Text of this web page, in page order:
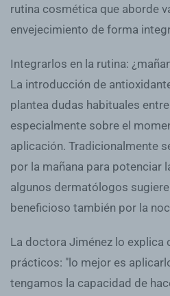
rutina cosmética que aborde
envejecimiento de forma
Integrarlos en la rutina:
La introducción de
plantea dudas habituales
especialmente sobre el
aplicación. Tradicionalmente
por la mañana para potenciar
algunos dermatólogos
beneficioso también por la
La doctora Jiménez lo explica
prácticos: "lo mejor es
tengamos la capacidad de